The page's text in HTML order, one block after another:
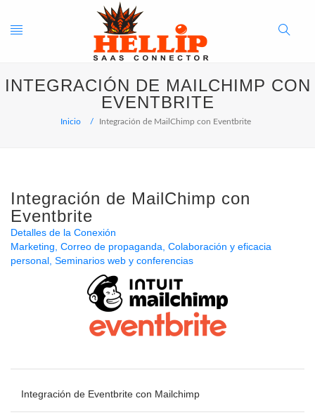
Toggle
navigation
Search
Button
INTEGRACIÓN DE MAILCHIMP CON
EVENTBRITE
Inicio Integración de MailChimp con Eventbrite
Integración de MailChimp con
Eventbrite
Detalles de la Conexión
Marketing Correo de propaganda Colaboración y eficacia
personal Seminarios web y conferencias
Integración de Eventbrite con Mailchimp